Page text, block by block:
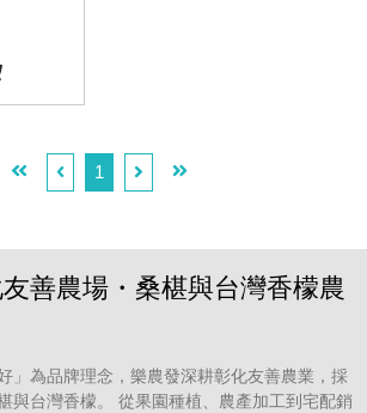
1
善農場・桑椹與台灣香檬農
」為品牌理念，樂農發深耕彰化友善農業，採
與台灣香檬。 從果園種植、農產加工到宅配銷